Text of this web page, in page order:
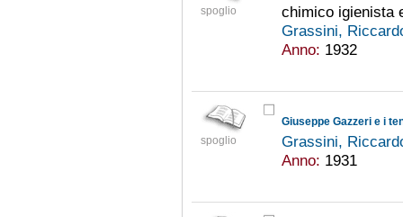
spoglio
chimico igienista
Grassini,
Anno: 1932
spoglio
Grassini,
Anno: 1931